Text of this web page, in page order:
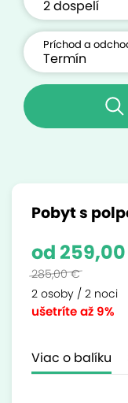
Príchod a
Pobyt s
ušetríteaž 9%
od
285,00 €
2 osoby / 2 noci
Viac o balíku